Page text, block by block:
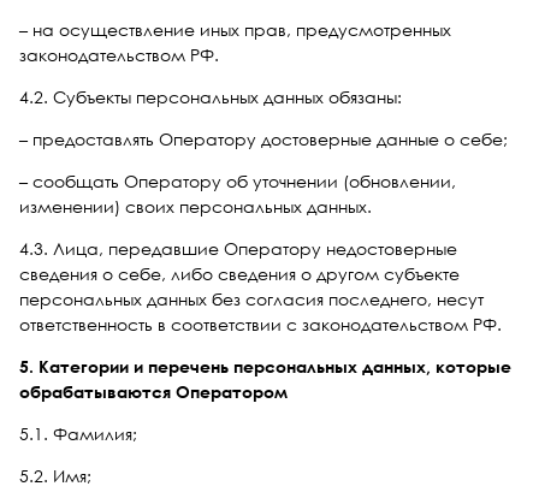
– на осуществление иных прав, предусмотренных
законодательством РФ.
4.2. Субъекты персональных данных обязаны:
– предоставлять Оператору достоверные данные о себе;
– сообщать Оператору об уточнении (обновлении,
изменении) своих персональных данных.
4.3. Лица, передавшие Оператору недостоверные
сведения о себе, либо сведения о другом субъекте
персональных данных без согласия последнего, несут
ответственность в соответствии с законодательством РФ.
5. Категории и перечень персональных данных, которые
обрабатываются Оператором
5.1. Фамилия;
5.2. Имя;